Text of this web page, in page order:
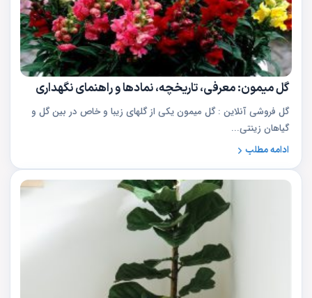
گل میمون: معرفی، تاریخچه، نمادها و راهنمای نگهداری
گل فروشی آنلاین : گل میمون یکی از گلهای زیبا و خاص در بین گل و
گیاهان زینتی...
ادامه مطلب